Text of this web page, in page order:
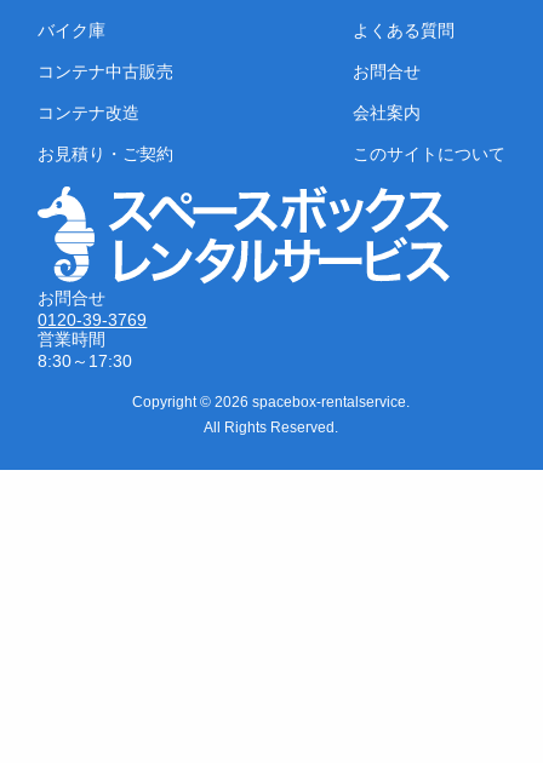
バイク庫
コンテナ中古販売
コンテナ改造
お見積り・ご契約
よくある質問
お問合せ
会社案内
このサイトについて
お問合せ
0120-39-3769
営業時間
8:30～17:30
Copyright © 2026 spacebox-rentalservice.
All Rights Reserved.